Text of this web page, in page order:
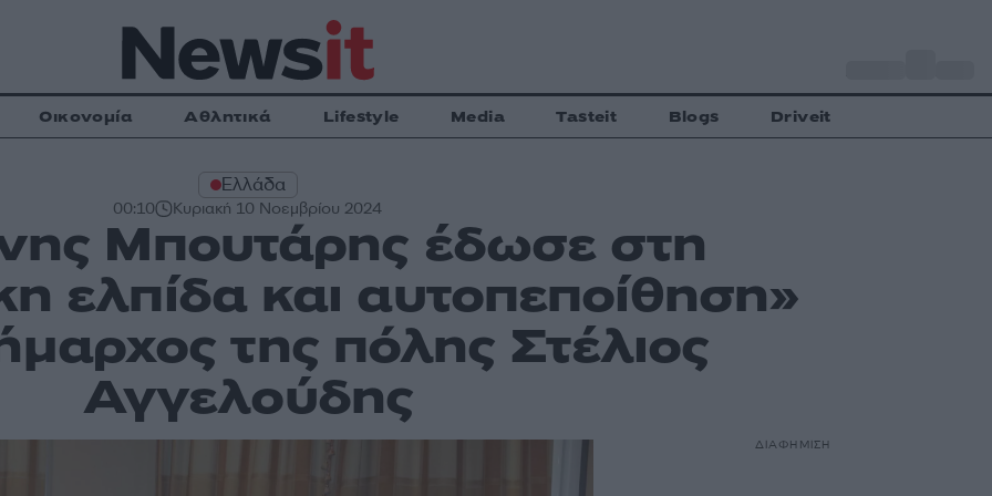
Οικονομία Αθλητικά Lifestyle Media Tasteit Blogs Driveit
Ελλάδα
00:10 Κυριακή 10 Νοεμβρίου 2024
Μπουτάρης έδωσε στη
ελπίδα και αυτοπεποίθηση»
της πόλης Στέλιος
Αγγελούδης
ΔΙΑΦΗΜΙΣΗ